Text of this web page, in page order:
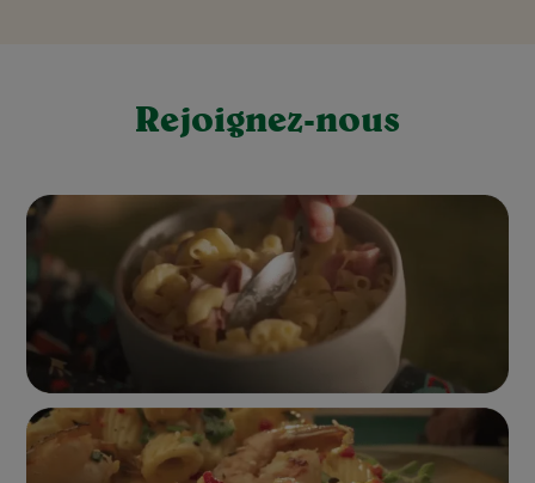
Rejoignez-nous